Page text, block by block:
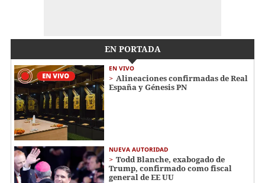
EN PORTADA
EN VIVO
Alineaciones confirmadas de Real
España y Génesis PN
NUEVA AUTORIDAD
Todd Blanche, exabogado de
Trump, confirmado como fiscal
general de EE UU